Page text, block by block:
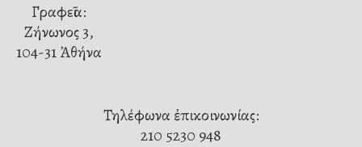
Γραφεῖα:
Ζήνωνος 3,
104-31 Ἀθήνα
Τηλέφωνα ἐπικοινωνίας:
210 5230 948